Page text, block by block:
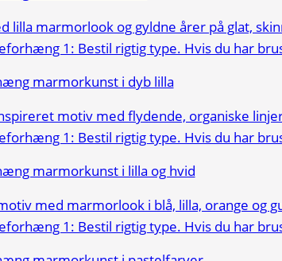
marmorkunst i dyb lilla
marmorkunst i lilla og hvid